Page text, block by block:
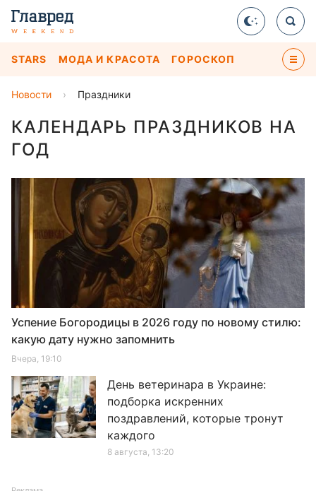
STARS МОДА И КРАСОТА ГОРОСКОП
Новости › Праздники
КАЛЕНДАРЬ ПРАЗДНИКОВ НА
ГОД
Успение Богородицы в 2026 году по новому стилю:
какую дату нужно запомнить
Вчера, 19:10
День ветеринара в Украине:
подборка искренних
поздравлений, которые тронут
каждого
8 августа, 13:20